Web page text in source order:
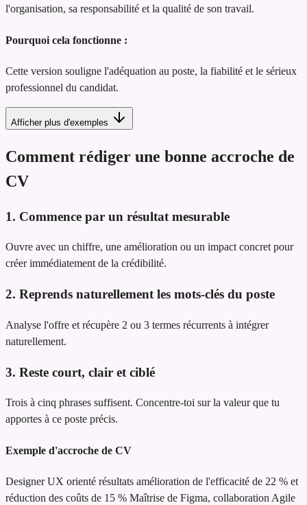
l'organisation, sa responsabilité et la qualité de son travail.
Pourquoi cela fonctionne :
Cette version souligne l'adéquation au poste, la fiabilité et le sérieux
professionnel du candidat.
Afficher plus d'exemples
Comment rédiger une bonne accroche de
CV
1. Commence par un résultat mesurable
Ouvre avec un chiffre, une amélioration ou un impact concret pour
créer immédiatement de la crédibilité.
2. Reprends naturellement les mots-clés du poste
Analyse l'offre et récupère 2 ou 3 termes récurrents à intégrer
naturellement.
3. Reste court, clair et ciblé
Trois à cinq phrases suffisent. Concentre-toi sur la valeur que tu
apportes à ce poste précis.
Exemple d'accroche de CV
Designer UX orienté résultats amélioration de l'efficacité de 22 % et
réduction des coûts de 15 % Maîtrise de Figma, collaboration Agile